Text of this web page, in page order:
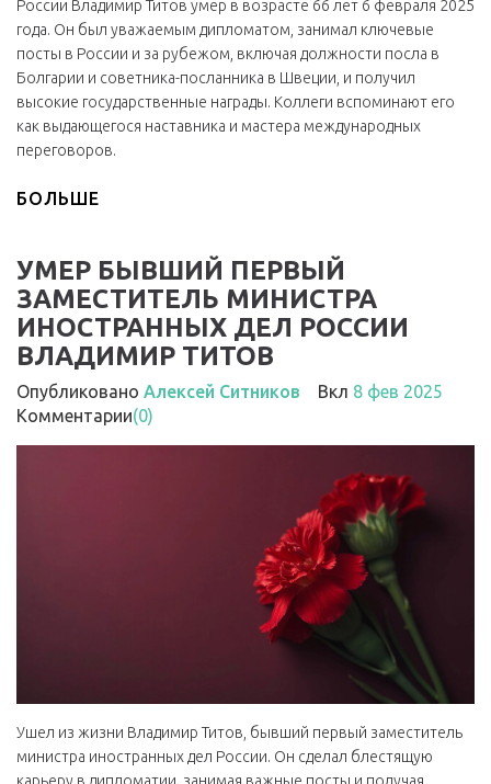
России Владимир Титов умер в возрасте 66 лет 6 февраля 2025
года. Он был уважаемым дипломатом, занимал ключевые
посты в России и за рубежом, включая должности посла в
Болгарии и советника-посланника в Швеции, и получил
высокие государственные награды. Коллеги вспоминают его
как выдающегося наставника и мастера международных
переговоров.
БОЛЬШЕ
УМЕР БЫВШИЙ ПЕРВЫЙ
ЗАМЕСТИТЕЛЬ МИНИСТРА
ИНОСТРАННЫХ ДЕЛ РОССИИ
ВЛАДИМИР ТИТОВ
Опубликовано Алексей Ситников Вкл 8 фев 2025
Комментарии(0)
Ушел из жизни Владимир Титов, бывший первый заместитель
министра иностранных дел России. Он сделал блестящую
карьеру в дипломатии, занимая важные посты и получая